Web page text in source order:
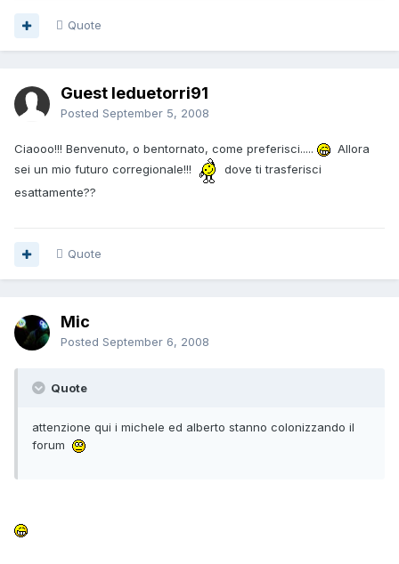
Quote
Guest leduetorri91
Posted September 5, 2008
Ciaooo!!! Benvenuto, o bentornato, come preferisci.....
Allora
sei un mio futuro corregionale!!!
dove ti trasferisci
esattamente??
Quote
Mic
Posted September 6, 2008
Quote
attenzione qui i michele ed alberto stanno colonizzando il
forum